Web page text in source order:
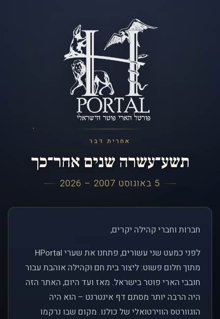
אחרית דבר
תשע־עשרה שנים אחר־כך
5 באוגוסט 2007 – 2026
חברות וחברי קהילה יקרים,
לפני כמעט שני עשורים, פתחנו את שערי HPortal
מתוך חלום פשוט: ליצור בית חם וקהילה אוהבת עבור
חובבי הארי פוטר בישראל. מאז ועד היום, האתר הזה
היה הרבה יותר מסתם דף אינטרנט – הוא היה
הוגוורטס הווירטואלי של כולנו. מקום שבו נרקמו